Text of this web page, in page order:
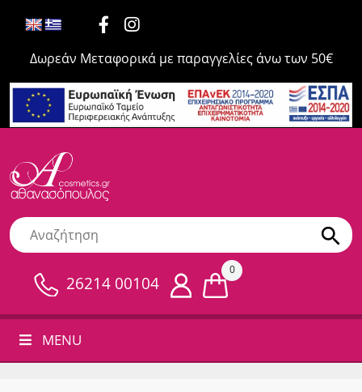
Δωρεάν Μεταφορικά με παραγγελίες άνω των 50€
26214 00104
0
MENU